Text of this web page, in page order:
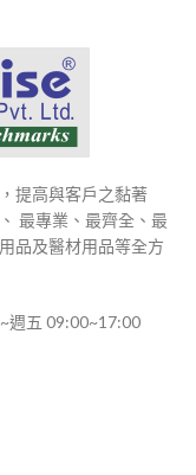
提高與客戶之黏著
最專業、最齊全、最
品及醫材用品等全方
週五 09:00~17:00